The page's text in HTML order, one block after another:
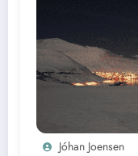
Jóhan Joensen